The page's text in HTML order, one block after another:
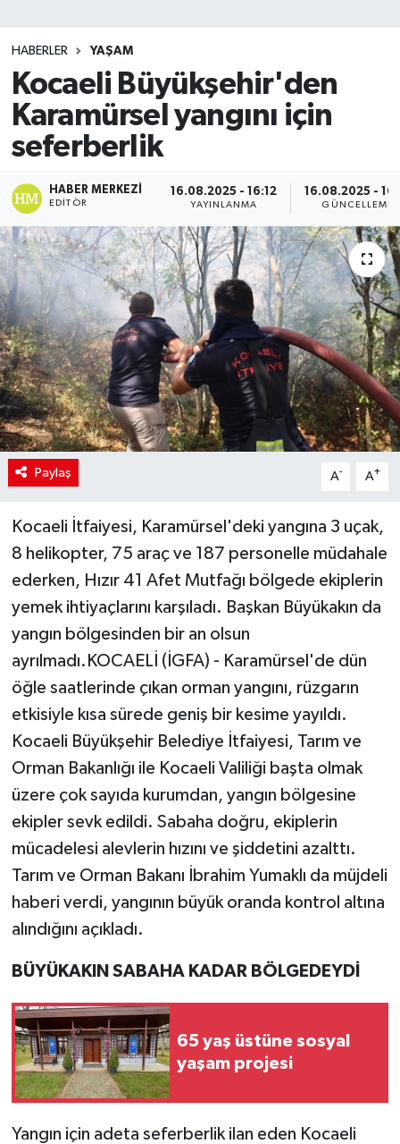
HABERLER YAŞAM
Kocaeli Büyükşehir'den
Karamürsel yangını için
seferberlik
HABER MERKEZI
EDITÖR
16.08.2025 - 16:12
YAYINLANMA
16.08.2025 -
GÜNCELLEME
Paylaş A- A+
Kocaeli İtfaiyesi, Karamürsel'deki yangına 3 uçak,
8 helikopter, 75 araç ve 187 personelle müdahale
ederken, Hızır 41 Afet Mutfağı bölgede ekiplerin
yemek ihtiyaçlarını karşıladı. Başkan Büyükakın da
yangın bölgesinden bir an olsun
ayrılmadı.KOCAELİ (İGFA) - Karamürsel'de dün
öğle saatlerinde çıkan orman yangını, rüzgarın
etkisiyle kısa sürede geniş bir kesime yayıldı.
Kocaeli Büyükşehir Belediye İtfaiyesi, Tarım ve
Orman Bakanlığı ile Kocaeli Valiliği başta olmak
üzere çok sayıda kurumdan, yangın bölgesine
ekipler sevk edildi. Sabaha doğru, ekiplerin
mücadelesi alevlerin hızını ve şiddetini azalttı.
Tarım ve Orman Bakanı İbrahim Yumaklı da müjdeli
haberi verdi, yangının büyük oranda kontrol altına
alındığını açıkladı.
BÜYÜKAKIN SABAHA KADAR BÖLGEDEYDİ
65 yaş üstüne sosyal
yaşam projesi
Yangın için adeta seferberlik ilan eden Kocaeli
Teknoloji
TRABZON